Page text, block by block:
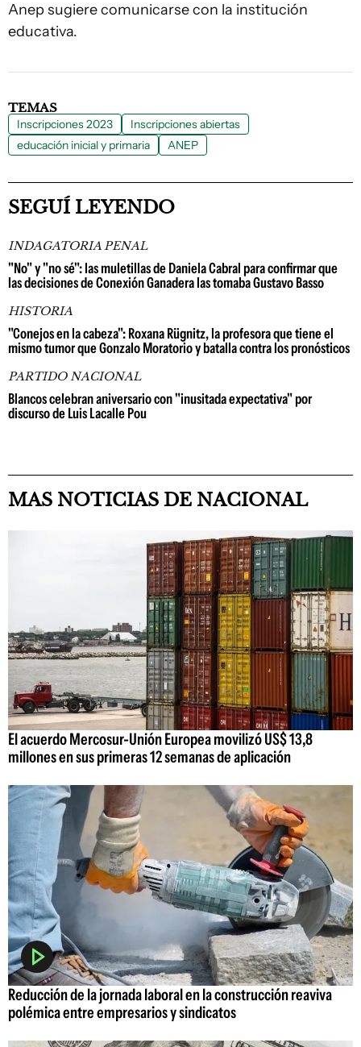
Anep sugiere comunicarse con la institución
educativa.
TEMAS
Inscripciones 2023
Inscripciones abiertas
educación inicial y primaria
ANEP
SEGUÍ LEYENDO
INDAGATORIA PENAL
"No" y "no sé": las muletillas de Daniela Cabral para confirmar que
las decisiones de Conexión Ganadera las tomaba Gustavo Basso
HISTORIA
"Conejos en la cabeza": Roxana Rügnitz, la profesora que tiene el
mismo tumor que Gonzalo Moratorio y batalla contra los pronósticos
PARTIDO NACIONAL
Blancos celebran aniversario con "inusitada expectativa" por
discurso de Luis Lacalle Pou
MAS NOTICIAS DE NACIONAL
El acuerdo Mercosur-Unión Europea movilizó US$ 13,8
millones en sus primeras 12 semanas de aplicación
Reducción de la jornada laboral en la construcción reaviva
polémica entre empresarios y sindicatos